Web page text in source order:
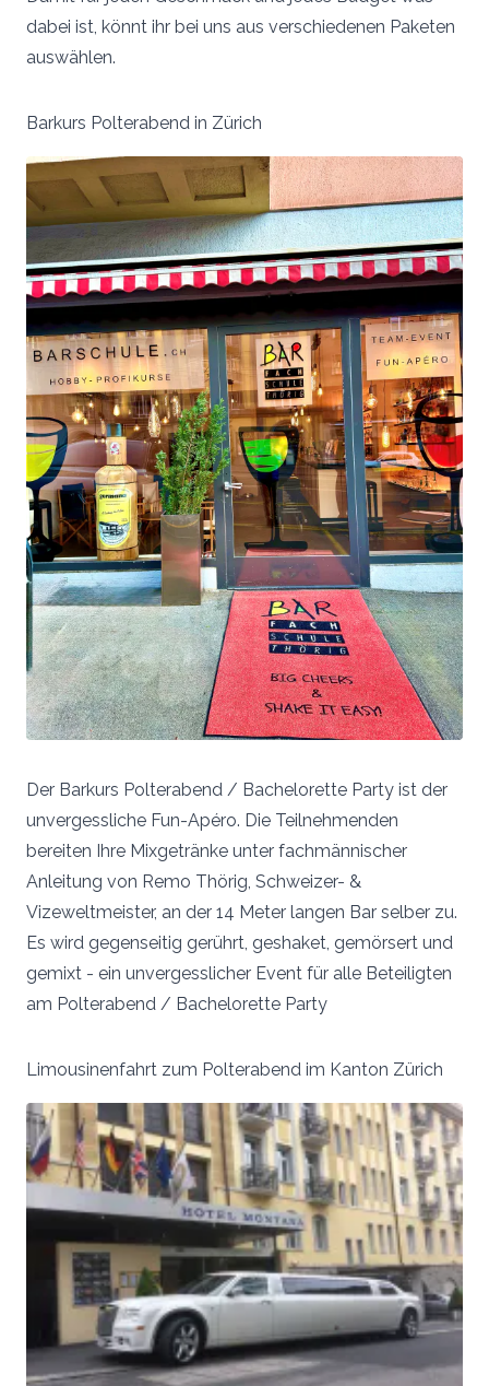
dabei ist, könnt ihr bei uns aus verschiedenen Paketen
auswählen.
Barkurs Polterabend in Zürich
Der Barkurs Polterabend / Bachelorette Party ist der
unvergessliche Fun-Apéro. Die Teilnehmenden
bereiten Ihre Mixgetränke unter fachmännischer
Anleitung von Remo Thörig, Schweizer- &
Vizeweltmeister, an der 14 Meter langen Bar selber zu.
Es wird gegenseitig gerührt, geshaket, gemörsert und
gemixt - ein unvergesslicher Event für alle Beteiligten
am Polterabend / Bachelorette Party
Limousinenfahrt zum Polterabend im Kanton Zürich